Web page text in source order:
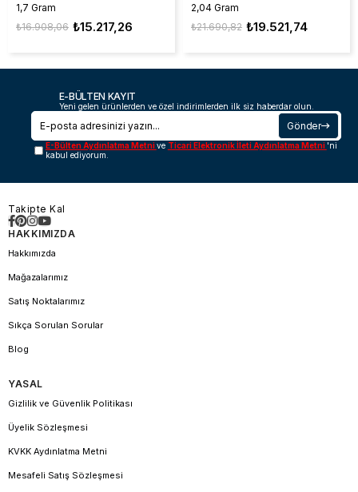
1,7 Gram
₺15.217,26
₺16.908,06
2,04 Gram
₺19.521,74
₺21.690,82
E-BÜLTEN KAYIT
Yeni gelen ürünlerden ve özel indirimlerden ilk siz haberdar olun.
Gönder
E-Bülten Aydınlatma Metnive Ticari Elektronik İleti Aydınlatma Metni 'ni
kabul ediyorum.
Takipte Kal
HAKKIMIZDA
Hakkımızda
Mağazalarımız
Satış Noktalarımız
Sıkça Sorulan Sorular
Blog
YASAL
Gizlilik ve Güvenlik Politikası
Üyelik Sözleşmesi
KVKK Aydınlatma Metni
Mesafeli Satış Sözleşmesi